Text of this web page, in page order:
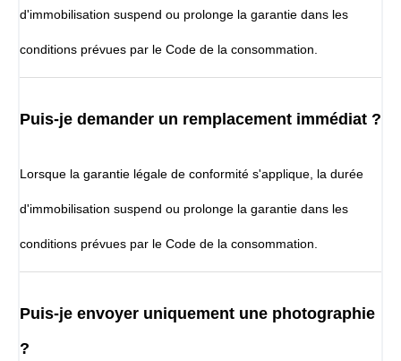
d'immobilisation suspend ou prolonge la garantie dans les
conditions prévues par le Code de la consommation.
Puis-je demander un remplacement immédiat ?
Lorsque la garantie légale de conformité s'applique, la durée
d'immobilisation suspend ou prolonge la garantie dans les
conditions prévues par le Code de la consommation.
Puis-je envoyer uniquement une photographie
?